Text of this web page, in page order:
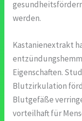
werden.
Kastanienextrakt
Eigenschaften.
Blutzirkulation
Blutgefäße
vorteilhaft für